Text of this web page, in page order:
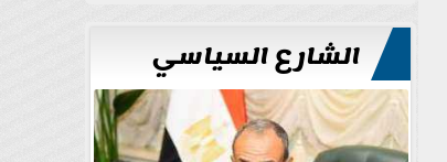
للتعميرالشارع السياسي